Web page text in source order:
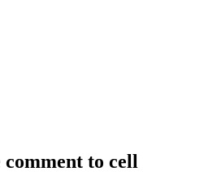
comment to cell